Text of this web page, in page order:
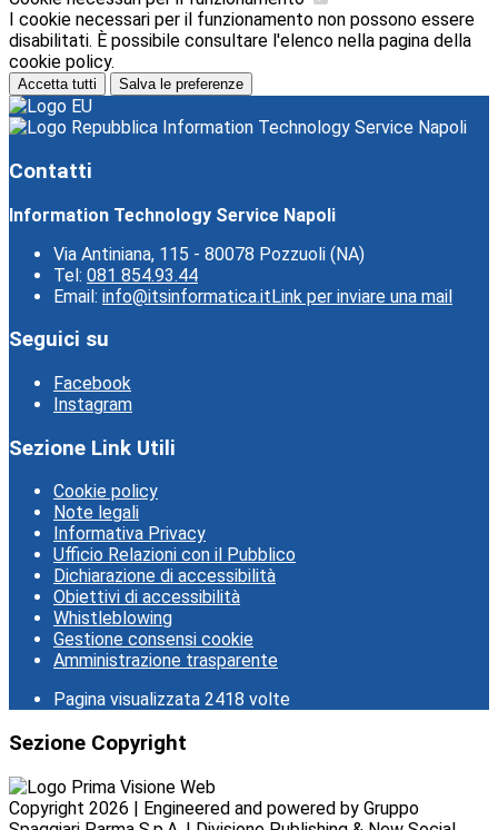
I cookie necessari per il funzionamento non possono essere
disabilitati. È possibile consultare l'elenco nella pagina della
cookie policy.
Accetta tutti Salva le preferenze
Information Technology Service Napoli
Contatti
Information Technology Service Napoli
Via Antiniana, 115 - 80078 Pozzuoli (NA)
Tel: 081 854.93.44
Email: info@itsinformatica.itLink per inviare una mail
Seguici su
Facebook
Instagram
Sezione Link Utili
Cookie policy
Note legali
Informativa Privacy
Ufficio Relazioni con il Pubblico
Dichiarazione di accessibilità
Obiettivi di accessibilità
Whistleblowing
Gestione consensi cookie
Amministrazione trasparente
Pagina visualizzata 2418 volte
Sezione Copyright
Copyright 2026 | Engineered and powered by Gruppo